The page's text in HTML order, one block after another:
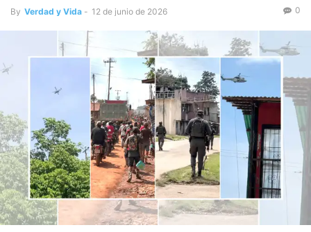
By Verdad y Vida - 12 de junio de 2026 0